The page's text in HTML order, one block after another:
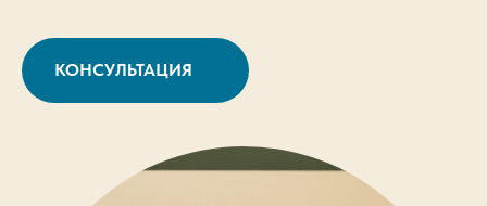
КОНСУЛЬТАЦИЯ